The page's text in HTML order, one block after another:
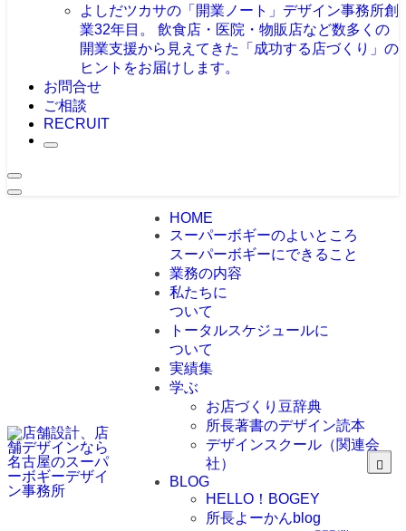
よしだツカサの「開業ノート」 デザイン事務所創
業32年目。 飲食店・医院・物販店など数多くの
開業支援から見えてきた「成功する店づくり」の
ヒントをお届けします。
お問合せ
ご相談
RECRUIT
HOME
スーパーボギーのよいところ
スーパーボギーにできること
業務の内容
私たちに
ついて
トータルスケジュールに
ついて
実績集
学ぶ
お店づくり豆辞典
所長著書のデザイン読本
デザインスクール（関連会
社）
BLOG
HELLO！BOGEY
所長よーかんblog